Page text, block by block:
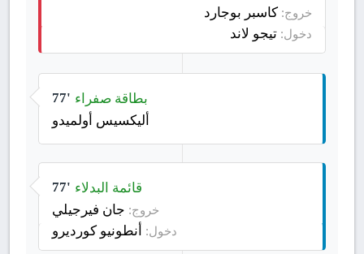
خروج: كاسبر بوجارد
دخول: تيجو لاند
77' بطاقة صفراء
أليكسيس أولميدو
77' قائمة البدلاء
خروج: جان فيرجيلي
دخول: أنطونيو كورديرو